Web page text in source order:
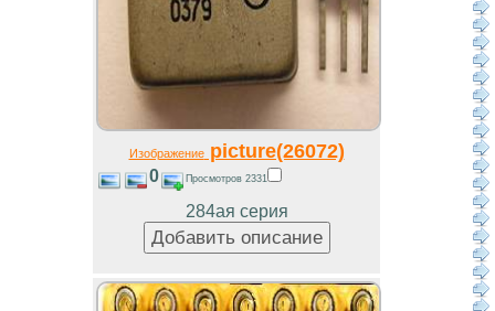
Изображениеpicture(26072)
0 Просмотров 2331
284ая серия